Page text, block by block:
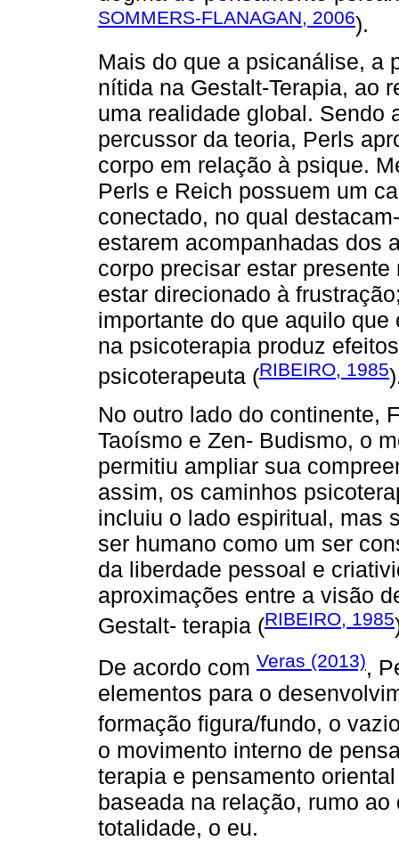
SOMMERS-FLANAGAN, 2006).
Mais do que a psicanálise, a
nítida na Gestalt-Terapia, ao
uma realidade global. Sendo
percussor da teoria, Perls
corpo em relação à psique.
Perls e Reich possuem um
conectado, no qual
estarem acompanhadas dos
corpo precisar estar
estar direcionado à
importante do que aquilo
na psicoterapia produz
psicoterapeuta (RIBEIRO, 1985
No outro lado do continente,
Taoísmo e Zen- Budismo, o
permitiu ampliar sua
assim, os caminhos
incluiu o lado espiritual, mas
ser humano como um ser
da liberdade pessoal e
aproximações entre a visão
Gestalt- terapia (RIBEIRO, 1985
De acordo com Veras (2013),
elementos para o
formação figura/fundo, o
o movimento interno de
terapia e pensamento
baseada na relação, rumo
totalidade, o eu.